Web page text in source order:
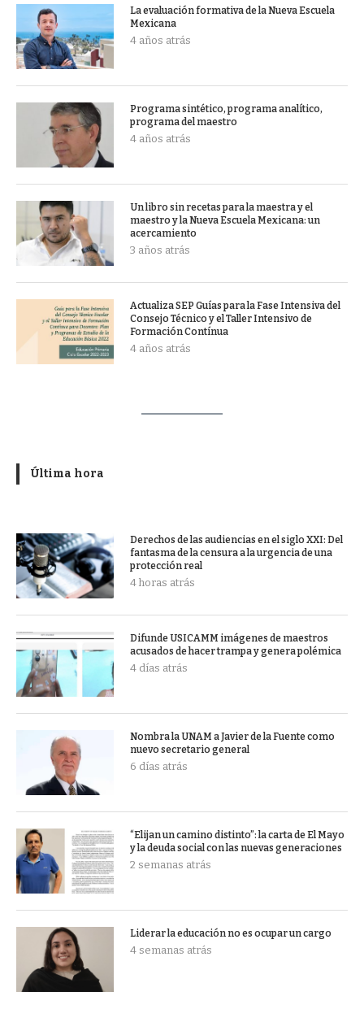
La evaluación formativa de la Nueva Escuela
Mexicana
4 años atrás
Programa sintético, programa analítico,
programa del maestro
4 años atrás
Un libro sin recetas para la maestra y el
maestro y la Nueva Escuela Mexicana: un
acercamiento
3 años atrás
Actualiza SEP Guías para la Fase Intensiva del
Consejo Técnico y el Taller Intensivo de
Formación Contínua
4 años atrás
Última hora
Derechos de las audiencias en el siglo XXI: Del
fantasma de la censura a la urgencia de una
protección real
4 horas atrás
Difunde USICAMM imágenes de maestros
acusados de hacer trampa y genera polémica
4 días atrás
Nombra la UNAM a Javier de la Fuente como
nuevo secretario general
6 días atrás
“Elijan un camino distinto”: la carta de El Mayo
y la deuda social con las nuevas generaciones
2 semanas atrás
Liderar la educación no es ocupar un cargo
4 semanas atrás